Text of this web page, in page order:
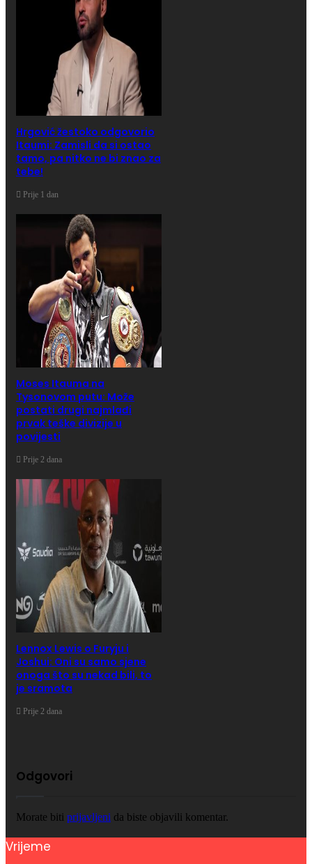
Hrgović žestoko odgovorio
Itaumi: Zamisli da si ostao
tamo, pa nitko ne bi znao za
tebe!
Prije 1 dan
Moses Itauma na
Tysonovom putu: Može
postati drugi najmlađi
prvak teške divizije u
povijesti
Prije 2 dana
Lennox Lewis o Furyju i
Joshui: Oni su samo sjene
onoga što su nekad bili, to
je sramota
Prije 2 dana
Odgovori
Morate biti prijavljeni da biste objavili komentar.
Vrijeme